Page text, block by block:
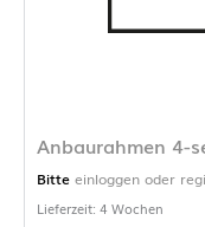
Anbaurahmen 4-
Bitte einloggen oder
Lieferzeit: 4 Wochen